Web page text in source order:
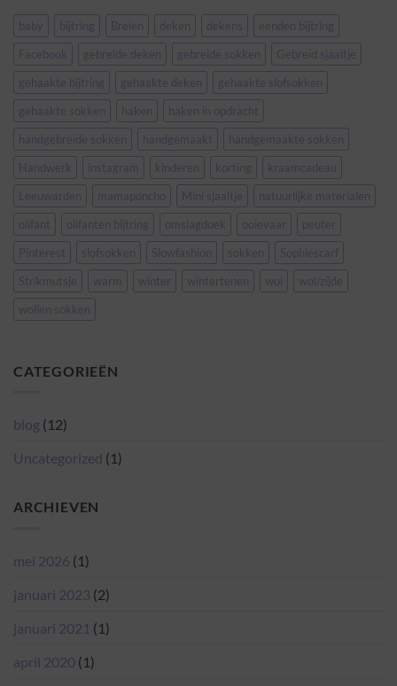
baby bijtring Breien deken dekens
eenden bijtring
Facebook
gebreide deken gebreide sokken
Gebreid sjaaltje
gehaakte bijtring
gehaakte deken
gehaakte slofsokken
gehaakte sokken
haken
haken in opdracht
handgebreide sokken
handgemaakt
handgemaakte sokken
Handwerk
instagram kinderen korting
kraamcadeau
Leeuwarden
mamaponcho Mini sjaaltje
natuurlijke materialen
olifant
olifanten bijtring omslagdoek ooievaar
peuter
Pinterest
slofsokken Slowfashion sokken
Sophiescarf
Strikmutsje
warm winter wintertenen
wol/zijde
wollen sokken
CATEGORIEËN
blog (12)
Uncategorized (1)
ARCHIEVEN
mei 2026 (1)
januari 2023 (2)
januari 2021 (1)
april 2020 (1)